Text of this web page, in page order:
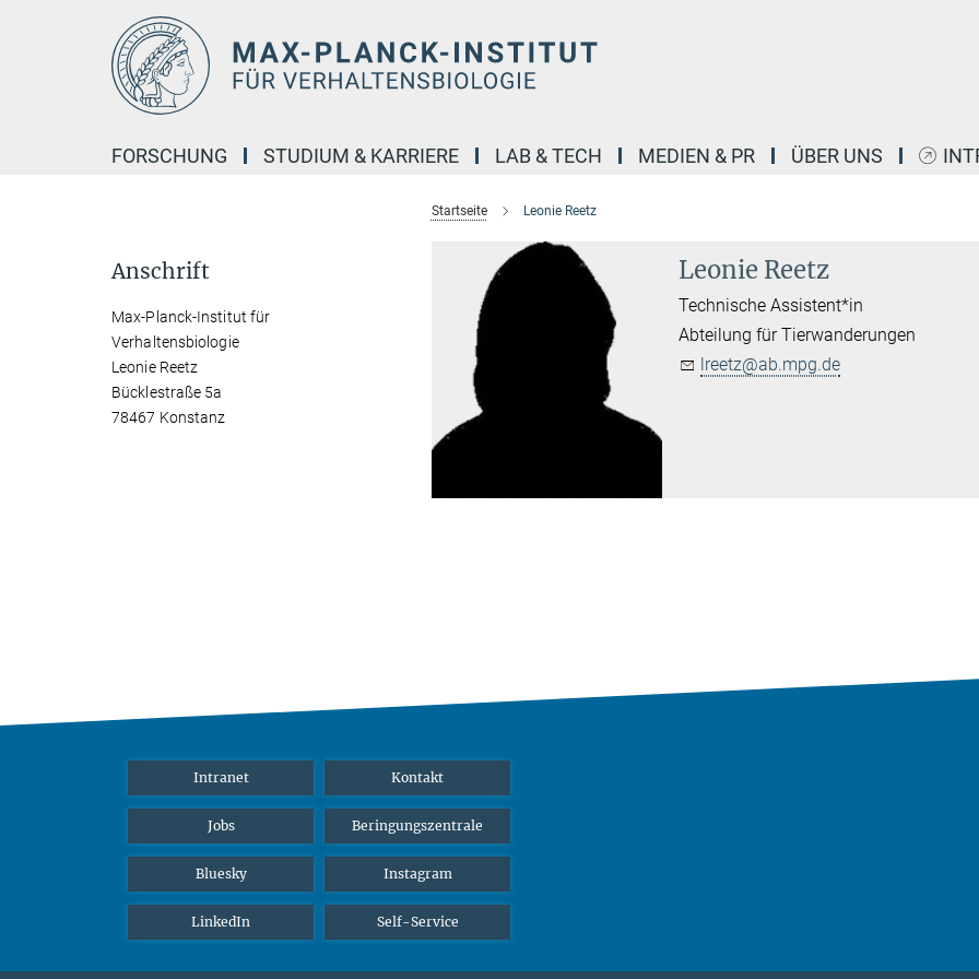
FORSCHUNG STUDIUM & KARRIERE LAB & TECH MEDIEN & PR ÜBER UNS
Startseite Leonie Reetz
Leonie Reetz
Technische Assistent*in
Abteilung für Tierwanderungen
lreetz@ab.mpg.de
Anschrift
Max-Planck-Institut für
Verhaltensbiologie
Leonie Reetz
Bücklestraße 5a
78467 Konstanz
Intranet Kontakt
Jobs Beringungszentrale
Bluesky Instagram
LinkedIn Self-Service